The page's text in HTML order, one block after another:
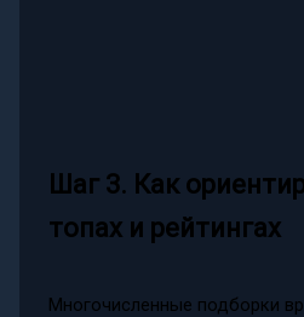
Шаг 3. Как
топах и рейтингах
Многочисленные подборки